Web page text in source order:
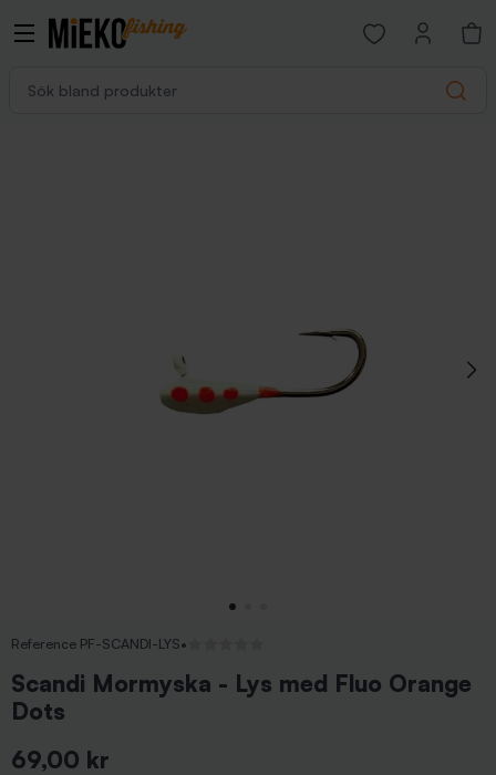
Search
Open favorites
Reference PF-SCANDI-LYS•
Scandi Mormyska - Lys med Fluo Orange
Dots
69,00 kr